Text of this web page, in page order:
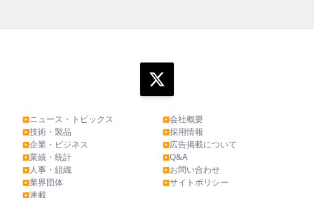
▶ニュース・トピックス
▶技術・製品
▶企業・ビジネス
▶業績・統計
▶人事・組織
▶業界団体
▶連載
▶会社概要
▶採用情報
▶広告掲載について
▶Q&A
▶お問い合わせ
▶サイトポリシー